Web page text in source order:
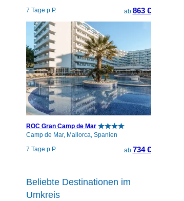
7 Tage p.P.
ab 863 €
ROC Gran Camp de Mar
Camp de Mar, Mallorca, Spanien
7 Tage p.P.
ab 734 €
Beliebte Destinationen im
Umkreis